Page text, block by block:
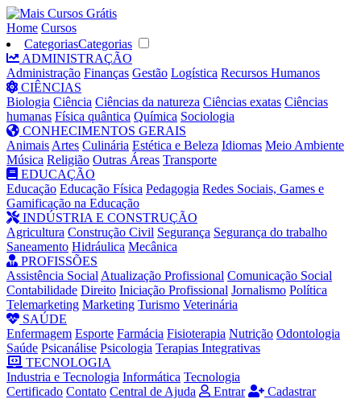
Home Cursos
CategoriasCategorias
ADMINISTRAÇÃO
Administração Finanças Gestão Logística Recursos Humanos
CIÊNCIAS
Biologia Ciência Ciências da natureza Ciências exatas Ciências
humanas Física quântica Química Sociologia
CONHECIMENTOS GERAIS
Animais Artes Culinária Estética e Beleza Idiomas Meio Ambiente
Música Religião Outras Áreas Transporte
EDUCAÇÃO
Educação Educação Física Pedagogia Redes Sociais, Games e
Gamificação na Educação
INDÚSTRIA E CONSTRUÇÃO
Agricultura Construção Civil Segurança Segurança do trabalho
Saneamento Hidráulica Mecânica
PROFISSÕES
Assistência Social Atualização Profissional Comunicação Social
Contabilidade Direito Iniciação Profissional Jornalismo Política
Telemarketing Marketing Turismo Veterinária
SAÚDE
Enfermagem Esporte Farmácia Fisioterapia Nutrição Odontologia
Saúde Psicanálise Psicologia Terapias Integrativas
TECNOLOGIA
Industria e Tecnologia Informática Tecnologia
Certificado Contato Central de Ajuda Entrar Cadastrar